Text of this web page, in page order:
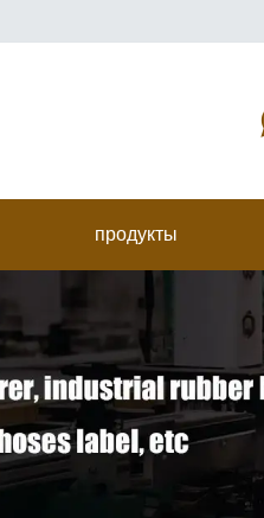
продукты